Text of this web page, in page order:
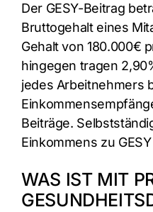
Der GESY-Beitrag
Bruttogehalt eines
Gehalt von 180.000€
hingegen tragen
jedes Arbeitnehmers
Beiträge.
Einkommens zu
WAS IST MIT